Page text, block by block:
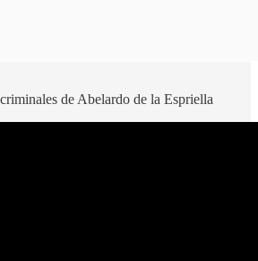
de Abelardo de la Espriella